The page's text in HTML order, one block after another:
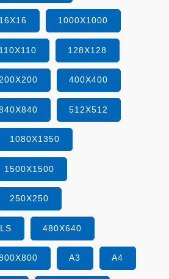
16X16 1000X1000
110X110 128X128
400X400
512X512
1080X1350
1500X1500
250X250
480X640
A3 A4